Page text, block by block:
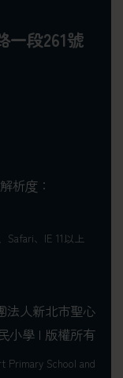
一段261號
析度：
Safari、IE 11以上
法人新北市聖心
小學 | 版權所有
Primary School and